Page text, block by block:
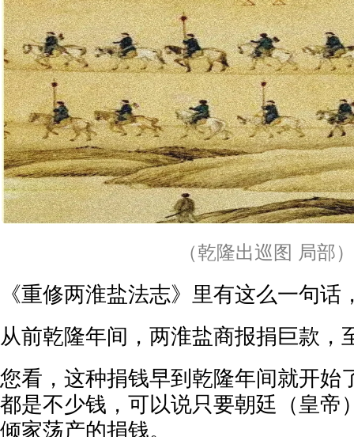
（乾隆出巡图 局部）
《重修两淮盐法志》里有这么一句话
从前乾隆年间，两淮盐商报捐巨款，
您看，这种捐钱早到乾隆年间就开始
都是不少钱，可以说只要朝廷（皇帝
倾家荡产的捐钱。